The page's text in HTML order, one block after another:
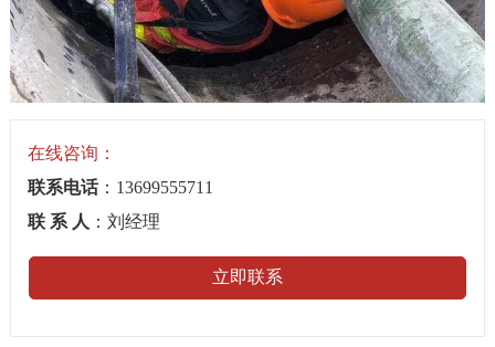
在线咨询：
联系电话：13699555711
联 系 人 ：刘经理
立即联系